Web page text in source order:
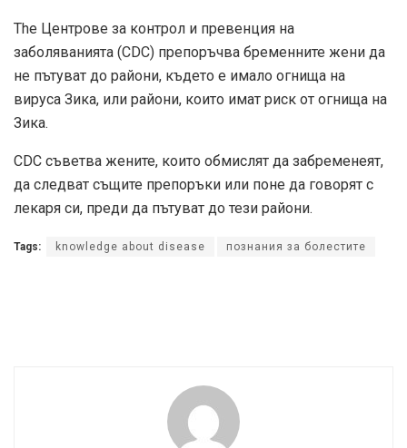
The Центрове за контрол и превенция на
заболяванията (CDC) препоръчва бременните жени да
не пътуват до райони, където е имало огнища на
вируса Зика, или райони, които имат риск от огнища на
Зика.
CDC съветва жените, които обмислят да забременеят,
да следват същите препоръки или поне да говорят с
лекаря си, преди да пътуват до тези райони.
Tags: knowledge about disease познания за болестите